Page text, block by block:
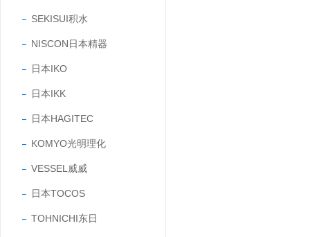
SEKISUI积水
NISCON日本精器
日本IKO
日本IKK
日本HAGITEC
KOMYO光明理化
VESSEL威威
日本TOCOS
TOHNICHI东日